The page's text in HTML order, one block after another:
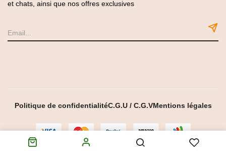
et chats, ainsi que nos offres exclusives
Politique de confidentialitéC.G.U / C.G.VMentions légales